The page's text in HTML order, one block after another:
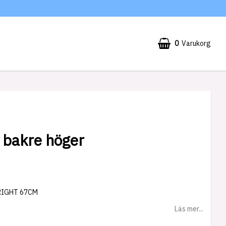
0 Varukorg
höger
67CM
Läs mer...